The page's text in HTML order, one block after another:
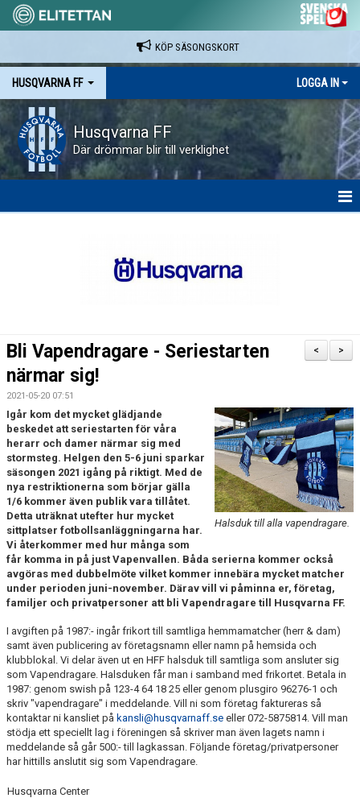
KÖP SÄSONGSKORT
HUSQVARNA FF LOGGA IN
Husqvarna FF
Där drömmar blir till verklighet
FÖRENINGSKALENDER
DOKUMENT
FÖRENINGENS MATCHER
SPONSORER
INTERSPORT
ISSA ISKANDERS MINNESFOND
BOKA DIN HEMMAVINSTLOTT SMIDIGT HÄR
BÖRJA SPELA FOTBOLL I HUSQVARNA FF
BLÅ TRÅDEN
HFF´S VÄRDEGRUND
"VAPENDRAGARE 2026"
FRITIDSKORTET/AVGIFTER
>
<
Bli Vapendragare - Seriestarten
närmar sig!
2021-05-20 07:51
Halsduk till alla vapendragare.
Igår kom det mycket glädjande
beskedet att seriestarten för våra
herarr och damer närmar sig med
stormsteg. Helgen den 5-6 juni sparkar
säsongen 2021 igång på riktigt. Med de
nya restriktionerna som börjar gälla
1/6 kommer även publik vara tillåtet.
Detta uträknat utefter hur mycket
sittplatser fotbollsanläggningarna har.
Vi återkommer med hur många som
får komma in på just Vapenvallen. Båda serierna kommer också
avgöras med dubbelmöte vilket kommer innebära mycket matcher
under perioden juni-november. Därav vill vi påminna er, företag,
familjer och privatpersoner att bli Vapendragare till Husqvarna FF.
I avgiften på 1987:- ingår frikort till samtliga hemmamatcher (herr & dam)
samt även publicering av företagsnamn eller namn på hemsida och
klubblokal. Vi delar även ut en HFF halsduk till samtliga som ansluter sig
som Vapendragare. Halsduken får man i samband med frikortet. Betala in
1987: genom swish på 123-4 64 18 25 eller genom plusgiro 96276-1 och
skriv "vapendragare" i meddelande. Vill ni som företag faktureras så
kontaktar ni kansliet på kansli@husqvarnaff.se eller 072-5875814. Vill man
stödja ett speciellt lag i föreningen så skriver man även lagets namn i
meddelande så går 500:- till lagkassan. Följande företag/privatpersoner
har hittills anslutit sig som Vapendragare.
Husqvarna Center